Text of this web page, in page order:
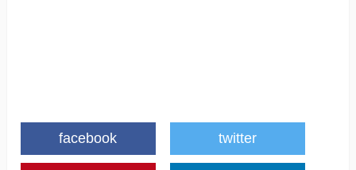
facebook twitter